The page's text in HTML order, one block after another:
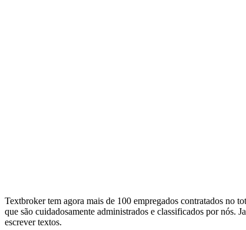
Textbroker tem agora mais de 100 empregados contratados no
que são cuidadosamente administrados e classificados por nós.
escrever textos.